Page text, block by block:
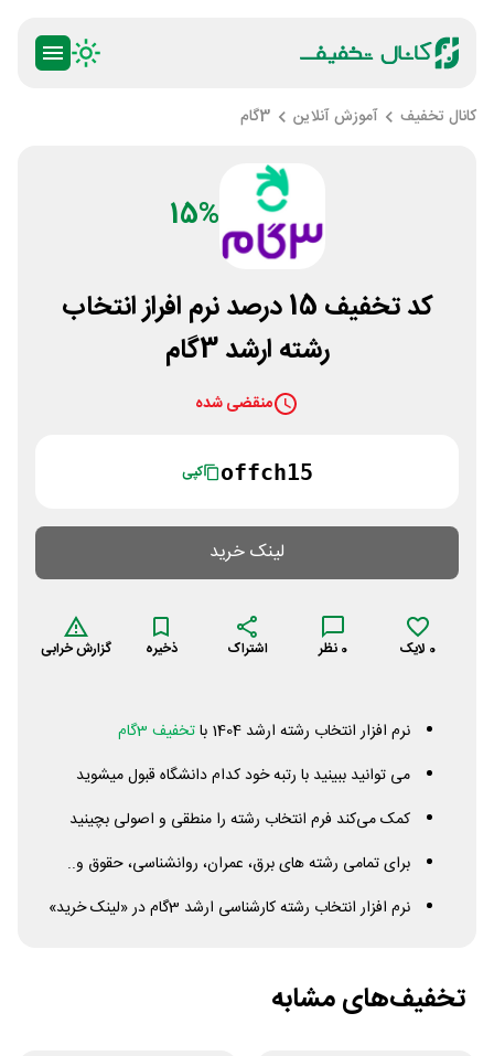
کانال تخفیف آموزش آنلاین 3گام
15%
کد تخفیف 15 درصد نرم افراز انتخاب
رشته ارشد 3گام
منقضی شده
offch15 کپی
لینک خرید
0 لایک 0 نظر اشتراک ذخیره گزارش خرابی
نرم افزار انتخاب رشته ارشد 1404 با
تخفیف 3گام
می توانید ببینید با رتبه خود کدام دانشگاه قبول میشوید
کمک می‌کند فرم انتخاب رشته را منطقی و اصولی بچینید
برای تمامی رشته های برق، عمران، روانشناسی، حقوق و..
نرم افزار انتخاب رشته کارشناسی ارشد 3گام در «لینک خرید»
تخفیف‌های مشابه